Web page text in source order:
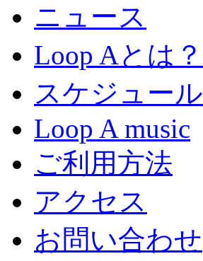
ニュース
Loop Aとは？
スケジュール
Loop A music
ご利用方法
アクセス
お問い合わせ